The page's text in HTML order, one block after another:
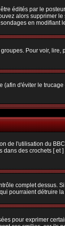
édités par le
alors supprimer
en modifiant
Pour voir,
d'éviter le
de l'utilisation du
des crochets [
complet dessus.
pourraient détruire
pour exprimer